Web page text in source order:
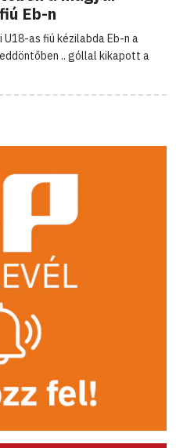
Eb-n
as fiú kézilabda Eb-n a
.. góllal kikapott a